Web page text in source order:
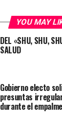
YOU MAY
DEL «SHU, SHU,
SALUD
Gobierno electo
presuntas
durante el empalme